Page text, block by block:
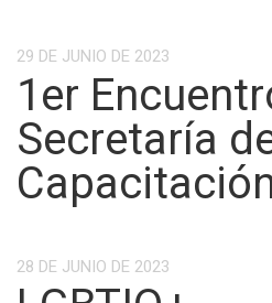
29 DE JUNIO DE 2023
1er
Secretaría
28 DE JUNIO DE 2023